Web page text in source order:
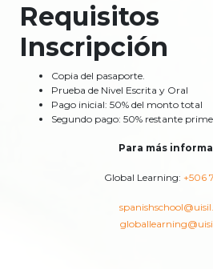
Inscripción
Copia del pasaporte.
Prueba de Nivel Escrita y Oral
Pago inicial: 50% del monto total
Segundo pago: 50% restante
Para más
Global Learning: +506